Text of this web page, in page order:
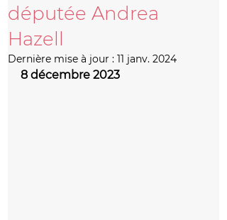
députée Andrea
Hazell
Dernière mise à jour : 11 janv. 2024
8 décembre 2023